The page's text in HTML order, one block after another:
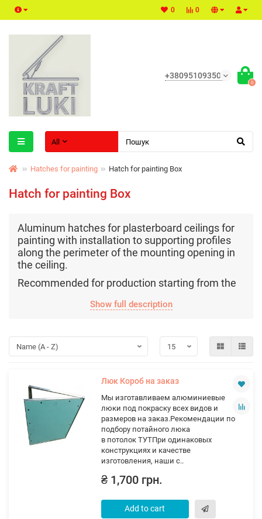
0
0
+380951093500
0
All
Hatches for painting Hatch for painting Box
Hatch for painting Box
Aluminum hatches for plasterboard ceilings for
painting with installation to supporting profiles
along the perimeter of the mounting opening in
the ceiling.
Recommended for production starting from the
Show full description
Люк Короб на заказ
Мы изготавливаем алюминиевые
люки под покраску всех видов и
размеров на заказ.Рекомендации по
подбору потайного люка
в потолок ТУТПри одинаковых
конструкциях и качестве
изготовления, наши с..
₴ 1,700 грн.
Add to cart